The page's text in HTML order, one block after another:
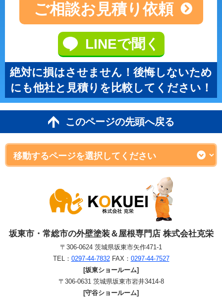
ご相談お見積り依頼
LINEで聞く
絶対に損はさせません！後悔しないため
にも他社と見積りを比較してください！
このページの先頭へ戻る
坂東市・常総市の外壁塗装＆屋根専門店 株式会社克栄
〒306-0624 茨城県坂東市矢作471-1
TEL： 0297-44-7832FAX： 0297-44-7527
[坂東ショールーム]
〒306-0631 茨城県坂東市岩井3414-8
[守谷ショールーム]